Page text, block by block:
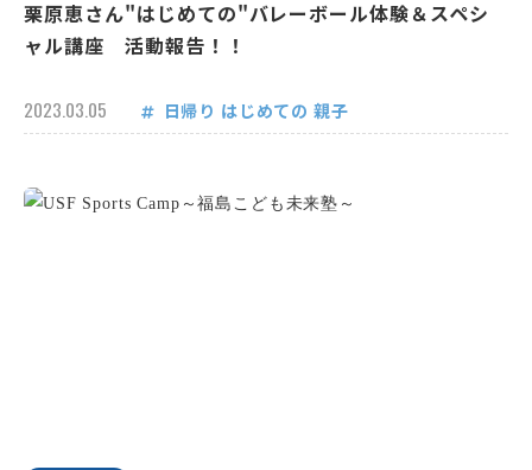
栗原恵さん"はじめての"バレーボール体験＆スペシ
ャル講座 活動報告！！
2023.03.05 日帰り はじめての 親子